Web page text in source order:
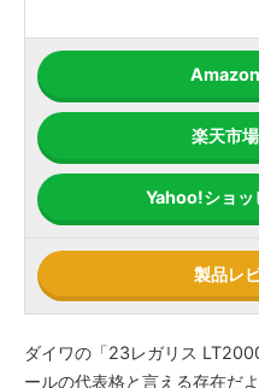
Amazon
楽天市場
Yahoo!ショッ
製品レ
ダイワの「23レガリス
ールの代表格と言える存在だよ